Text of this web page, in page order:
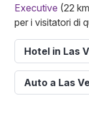
Executive (22
per i visitatori di
Hotel in Las
Auto a Las